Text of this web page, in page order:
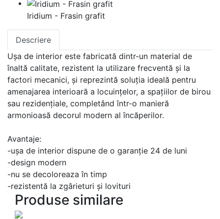
Iridium - Frasin grafit
Descriere
Ușa de interior este fabricată dintr-un material de
înaltă calitate, rezistent la utilizare frecventă și la
factori mecanici, și reprezintă soluția ideală pentru
amenajarea interioară a locuințelor, a spațiilor de birou
sau rezidențiale, completând într-o manieră
armonioasă decorul modern al încăperilor.
Avantaje:
-ușa de interior dispune de o garanție 24 de luni
-design modern
-nu se decoloreaza în timp
-rezistentă la zgârieturi și lovituri
Produse similare